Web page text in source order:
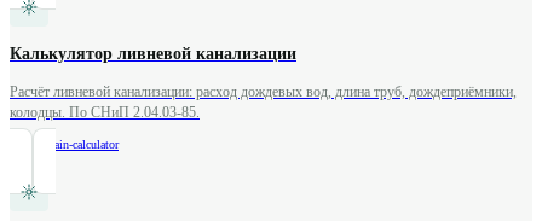
Калькулятор ливневой канализации
Расчёт ливневой канализации: расход дождевых вод, длина труб, дождеприёмники,
колодцы. По СНиП 2.04.03-85.
storm-drain-calculator